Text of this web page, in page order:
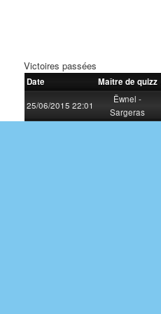
Victoires passées
Date Maître de quizz
25/06/2015 22:01
Ëwnel -
Sargeras